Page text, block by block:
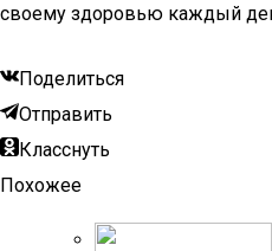
своему здоровью каждый
Поделиться
Отправить
Класснуть
Похожее